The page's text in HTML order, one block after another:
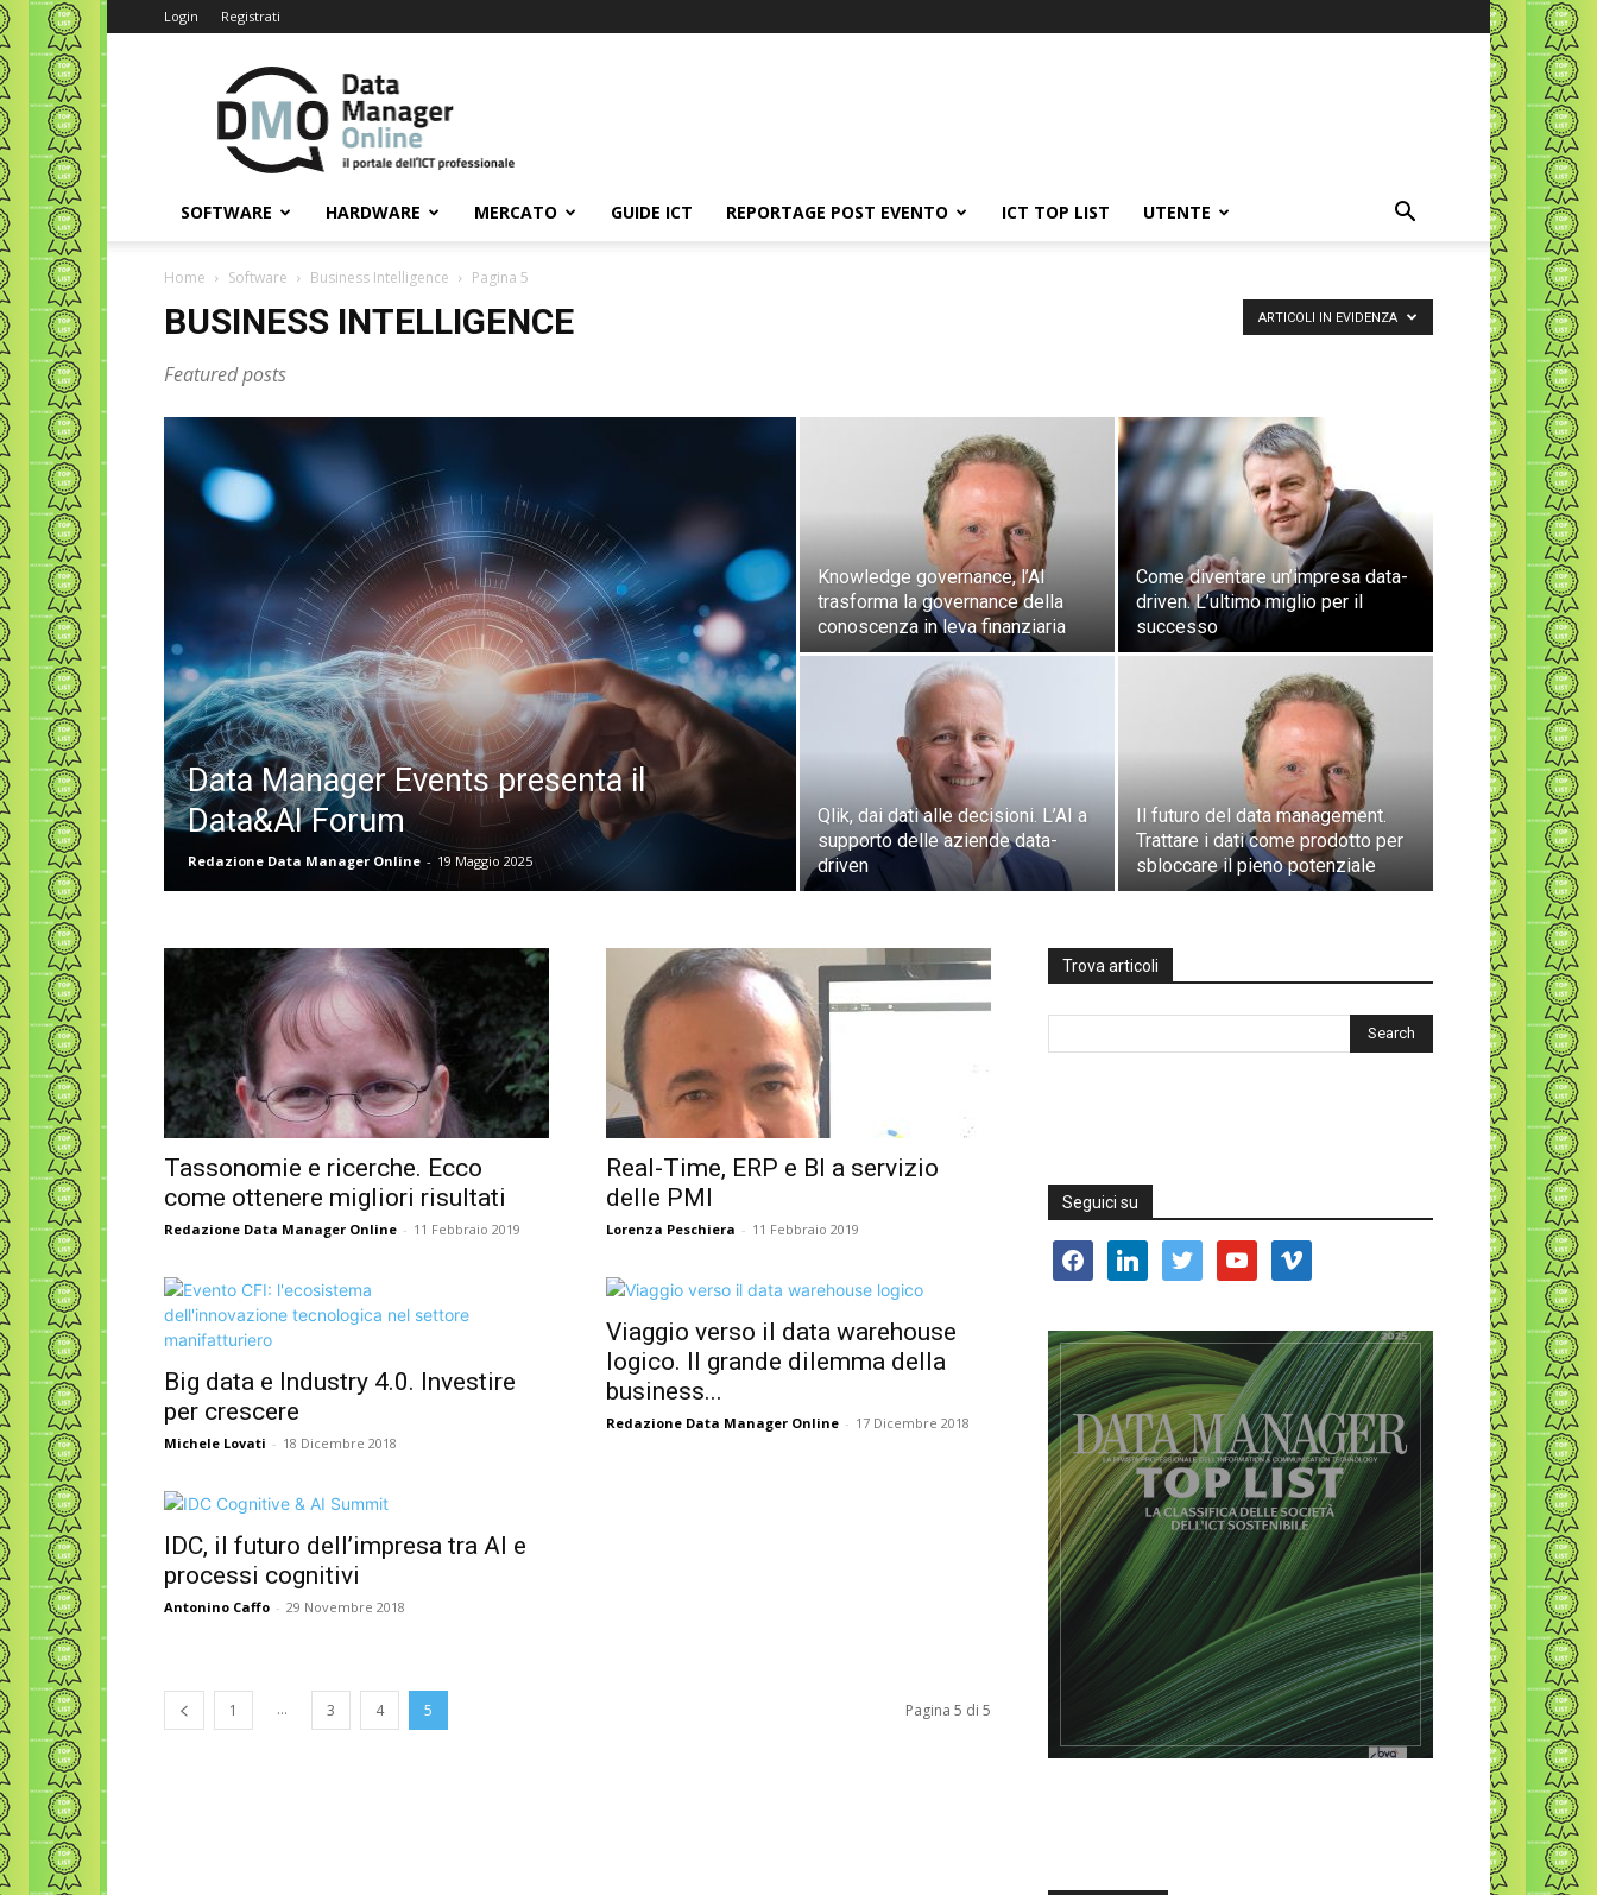
Login Registrati
Data
Manager
Online
SOFTWARE HARDWARE MERCATO GUIDE ICT REPORTAGE POST EVENTO ICT TOP LIST UTENTE
Home Software Business Intelligence Pagina 5
BUSINESS INTELLIGENCE
Featured posts
ARTICOLI IN EVIDENZA
Data Manager Events presenta il
Data&AI Forum
Redazione Data Manager Online - 19 Maggio 2025
Knowledge governance, l’AI
trasforma la governance della
conoscenza in leva finanziaria
Come diventare un’impresa data-
driven. L’ultimo miglio per il
successo
Qlik, dai dati alle decisioni. L’AI a
supporto delle aziende data-
driven
Il futuro del data management.
Trattare i dati come prodotto per
sbloccare il pieno potenziale
Tassonomie e ricerche. Ecco
come ottenere migliori risultati
Redazione Data Manager Online - 11 Febbraio 2019
Real-Time, ERP e BI a servizio
delle PMI
Lorenza Peschiera - 11 Febbraio 2019
Big data e Industry 4.0. Investire
per crescere
Michele Lovati - 18 Dicembre 2018
Viaggio verso il data warehouse
logico. Il grande dilemma della
business...
Redazione Data Manager Online - 17 Dicembre 2018
IDC, il futuro dell’impresa tra AI e
processi cognitivi
Antonino Caffo - 29 Novembre 2018
1 ... 3 4 5 Pagina 5 di 5
Trova articoli
Seguici su
facebooklinkedin twitter youtube vimeo